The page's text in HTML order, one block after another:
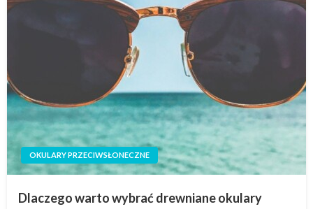
OKULARY PRZECIWSŁONECZNE
Dlaczego warto wybrać drewniane okulary